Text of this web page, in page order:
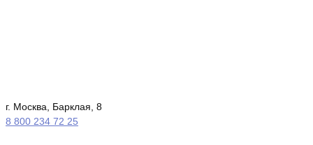
г. Москва, Барклая, 8
8 800 234 72 25